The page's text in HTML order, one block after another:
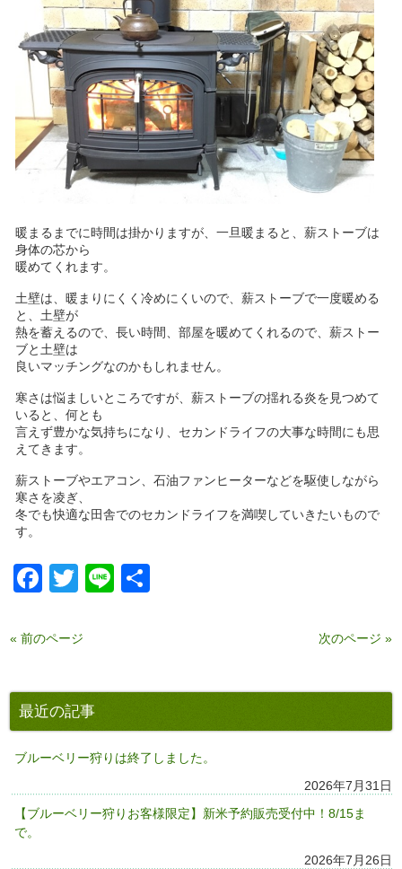
暖まるまでに時間は掛かりますが、一旦暖まると、薪ストーブは
身体の芯から
暖めてくれます。
土壁は、暖まりにくく冷めにくいので、薪ストーブで一度暖める
と、土壁が
熱を蓄えるので、長い時間、部屋を暖めてくれるので、薪ストー
ブと土壁は
良いマッチングなのかもしれません。
寒さは悩ましいところですが、薪ストーブの揺れる炎を見つめて
いると、何とも
言えず豊かな気持ちになり、セカンドライフの大事な時間にも思
えてきます。
薪ストーブやエアコン、石油ファンヒーターなどを駆使しながら
寒さを凌ぎ、
冬でも快適な田舎でのセカンドライフを満喫していきたいもので
す。
Facebook
Twitter
Line
« 前のページ 次のページ »
最近の記事
ブルーベリー狩りは終了しました。
2026年7月31日
【ブルーベリー狩りお客様限定】新米予約販売受付中！8/15ま
で。
2026年7月26日